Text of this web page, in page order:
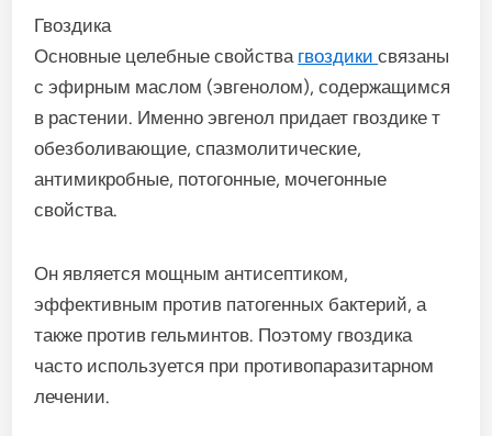
Гвоздика
Основные целебные свойства гвоздикисвязаны
с эфирным маслом (эвгенолом), содержащимся
в растении. Именно эвгенол придает гвоздике т
обезболивающие, спазмолитические,
антимикробные, потогонные, мочегонные
свойства.
Он является мощным антисептиком,
эффективным против патогенных бактерий, а
также против гельминтов. Поэтому гвоздика
часто используется при противопаразитарном
лечении.